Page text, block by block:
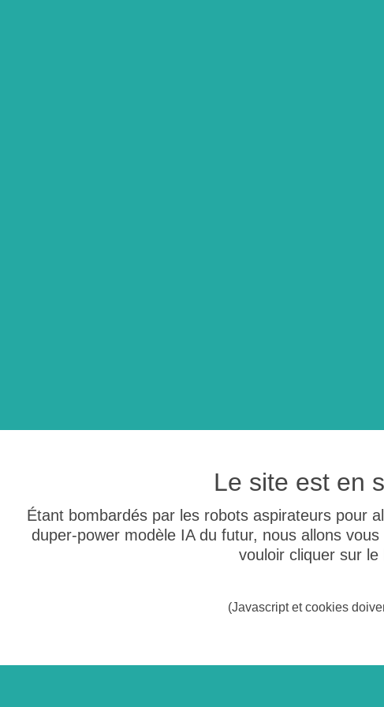
Le site est en
Étant bombardés par les robots aspirateurs pour
duper-power modèle IA du futur, nous allons
vouloir cliquer sur
(Javascript et cookies